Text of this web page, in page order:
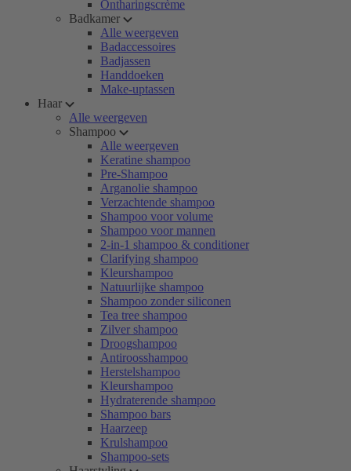
Ontharingscrème
Badkamer
Alle weergeven
Badaccessoires
Badjassen
Handdoeken
Make-uptassen
Haar
Alle weergeven
Shampoo
Alle weergeven
Keratine shampoo
Pre-Shampoo
Arganolie shampoo
Verzachtende shampoo
Shampoo voor volume
Shampoo voor mannen
2-in-1 shampoo & conditioner
Clarifying shampoo
Kleurshampoo
Natuurlijke shampoo
Shampoo zonder siliconen
Tea tree shampoo
Zilver shampoo
Droogshampoo
Antiroosshampoo
Herstelshampoo
Kleurshampoo
Hydraterende shampoo
Shampoo bars
Haarzeep
Krulshampoo
Shampoo-sets